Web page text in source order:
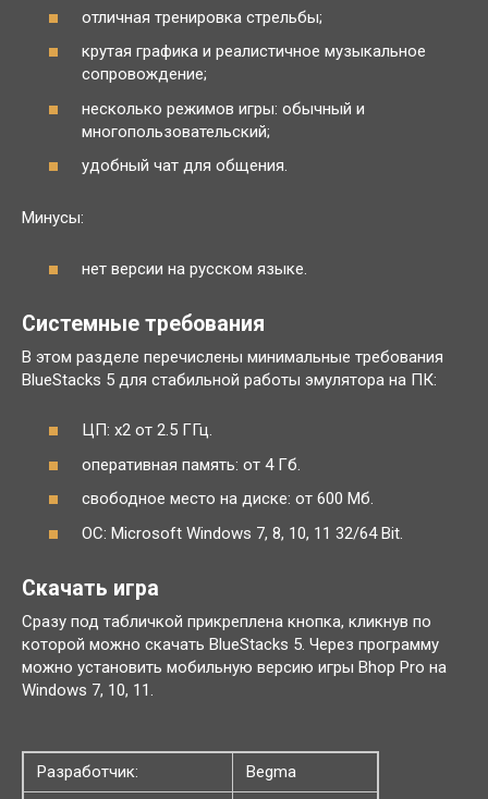
отличная тренировка стрельбы;
крутая графика и реалистичное музыкальное
сопровождение;
несколько режимов игры: обычный и
многопользовательский;
удобный чат для общения.
Минусы:
нет версии на русском языке.
Системные требования
В этом разделе перечислены минимальные требования
BlueStacks 5 для стабильной работы эмулятора на ПК:
ЦП: x2 от 2.5 ГГц.
оперативная память: от 4 Гб.
свободное место на диске: от 600 Мб.
ОС: Microsoft Windows 7, 8, 10, 11 32/64 Bit.
Скачать игра
Сразу под табличкой прикреплена кнопка, кликнув по
которой можно скачать BlueStacks 5. Через программу
можно установить мобильную версию игры Bhop Pro на
Windows 7, 10, 11.
Разработчик:
Begma